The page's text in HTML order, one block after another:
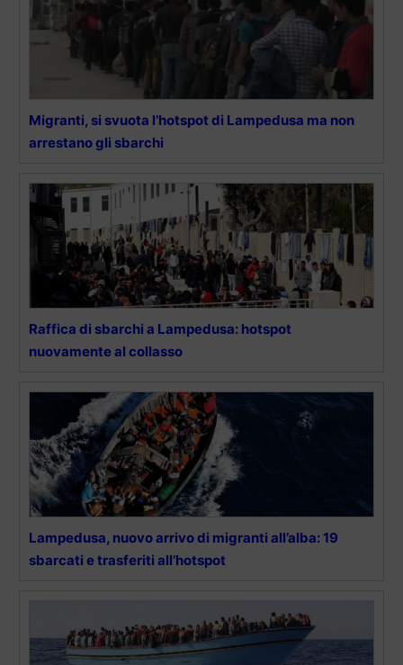
Migranti, si svuota l’hotspot di Lampedusa ma non
arrestano gli sbarchi
Raffica di sbarchi a Lampedusa: hotspot
nuovamente al collasso
Lampedusa, nuovo arrivo di migranti all’alba: 19
sbarcati e trasferiti all’hotspot